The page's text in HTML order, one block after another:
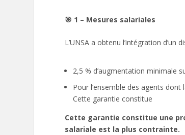
🎯 1 – Mesures salariales
L’UNSA a obtenu l’intégration
2,5 % d’augmentation minimale
Pour l’ensemble des agents
Cette garantie constitue
Cette garantie constitue une
salariale est la plus contrainte.